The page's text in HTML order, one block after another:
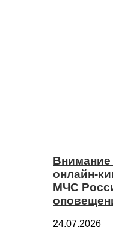
Внимание
онлайн-
МЧС
24.07.2026